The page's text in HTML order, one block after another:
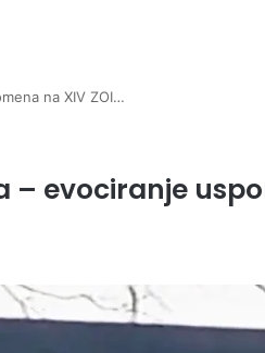
na XIV ZOI…
– evociranje